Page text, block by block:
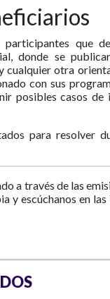
que
donde se
cualquier otra
con sus
posibles casos de
para resolver
a través de las
y escúchanos en